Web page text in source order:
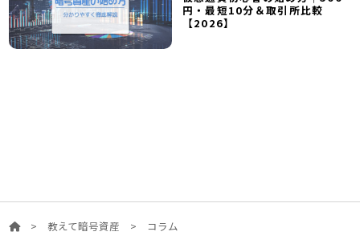
円・最短10分＆取引所比較
【2026】
> 教えて暗号資産 > コラム